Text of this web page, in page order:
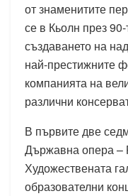
от знаменитите
се в Кьолн през
създаването на
най-престижните
компанията на
различни
В първите две
Държавна опера –
Художествената
образователни